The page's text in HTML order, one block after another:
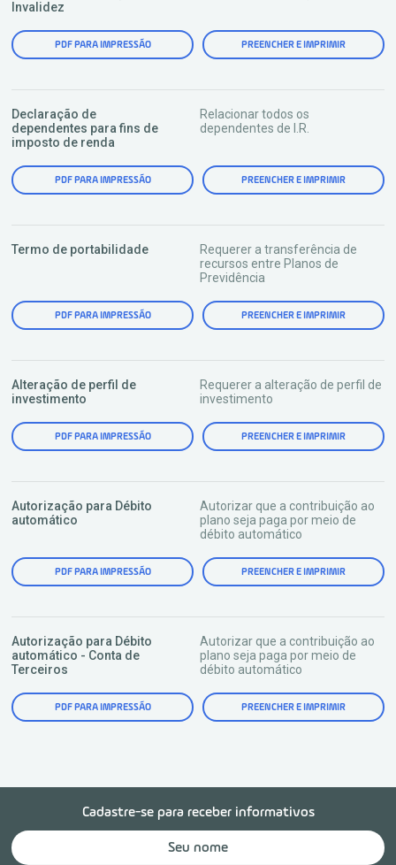
Invalidez
PDF PARA IMPRESSÃO PREENCHER E IMPRIMIR
Declaração de
dependentes para fins de
imposto de renda
Relacionar todos os
dependentes de I.R.
PDF PARA IMPRESSÃO PREENCHER E IMPRIMIR
Termo de portabilidade
Requerer a transferência de
recursos entre Planos de
Previdência
PDF PARA IMPRESSÃO PREENCHER E IMPRIMIR
Alteração de perfil de
investimento
Requerer a alteração de perfil de
investimento
PDF PARA IMPRESSÃO PREENCHER E IMPRIMIR
Autorização para Débito
automático
Autorizar que a contribuição ao
plano seja paga por meio de
débito automático
PDF PARA IMPRESSÃO PREENCHER E IMPRIMIR
Autorização para Débito
automático - Conta de
Terceiros
Autorizar que a contribuição ao
plano seja paga por meio de
débito automático
PDF PARA IMPRESSÃO PREENCHER E IMPRIMIR
Cadastre-se para receber informativos